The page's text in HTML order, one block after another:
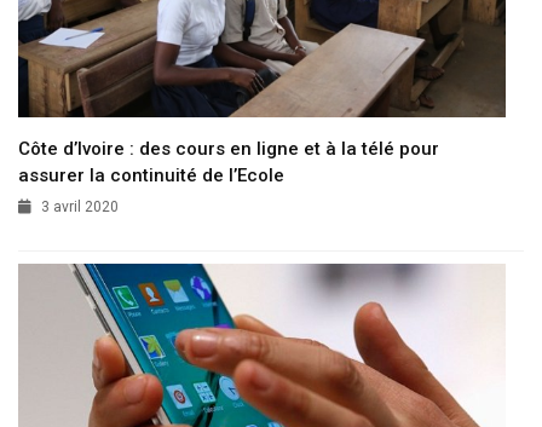
Côte d’Ivoire : des cours en ligne et à la télé pour
assurer la continuité de l’Ecole
3 avril 2020